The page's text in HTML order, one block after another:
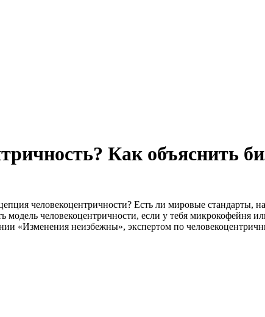
Как объяснить
человекоцентричности? Есть ли мировые стандарты,
модель человекоцентричности, если у тебя
«Изменения неизбежны», экспертом по